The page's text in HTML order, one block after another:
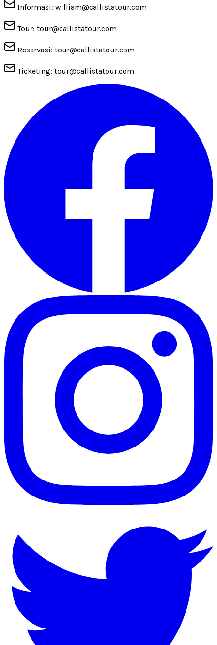
Informasi: william@callistatour.com
Tour: tour@callistatour.com
Reservasi: tour@callistatour.com
Ticketing: tour@callistatour.com